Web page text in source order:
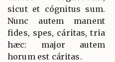
sicut et cógnitus sum.
Nunc autem manent
fides, spes, cáritas, tria
hæc: major autem
horum est cáritas.